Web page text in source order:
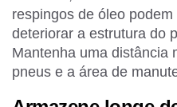
respingos de óleo
deteriorar a estrutura do
Mantenha uma distância
pneus e a área de